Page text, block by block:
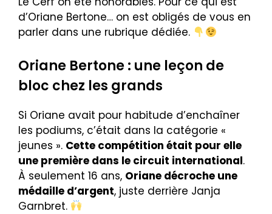
d’Oriane Bertone… on est obligés de vous en
parler dans une rubrique dédiée.
Oriane Bertone : une leçon de
bloc chez les grands
Si Oriane avait pour habitude d’enchaîner
les podiums, c’était dans la catégorie «
jeunes ». Cette compétition était pour elle
une première dans le circuit international.
À seulement 16 ans, Oriane décroche une
médaille d’argent, juste derrière Janja
Garnbret.